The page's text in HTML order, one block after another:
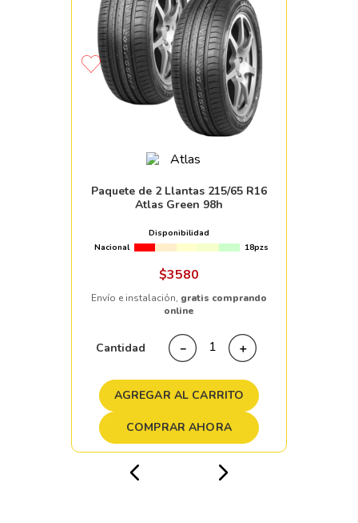
Paquete de 2 Llantas 215/65 R16
Atlas Green 98h
Disponibilidad
Nacional
18pzs
$3580
Envío e instalación, gratis comprando
online
Cantidad ＋
－
AGREGAR AL CARRITO
COMPRAR AHORA